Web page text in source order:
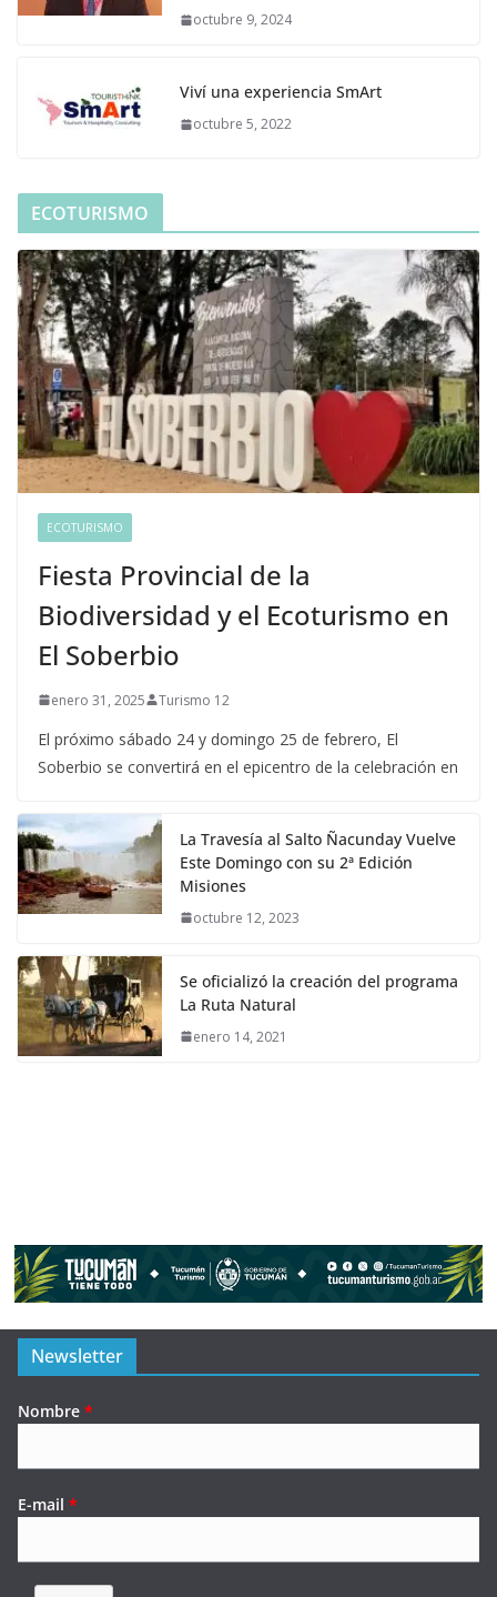
octubre 9, 2024
Viví una experiencia SmArt
octubre 5, 2022
ECOTURISMO
ECOTURISMO
Fiesta Provincial de la
Biodiversidad y el Ecoturismo en
El Soberbio
enero 31, 2025 Turismo 12
El próximo sábado 24 y domingo 25 de febrero, El
Soberbio se convertirá en el epicentro de la celebración en
La Travesía al Salto Ñacunday Vuelve
Este Domingo con su 2ª Edición
Misiones
octubre 12, 2023
Se oficializó la creación del programa
La Ruta Natural
enero 14, 2021
Newsletter
Nombre *
E-mail *